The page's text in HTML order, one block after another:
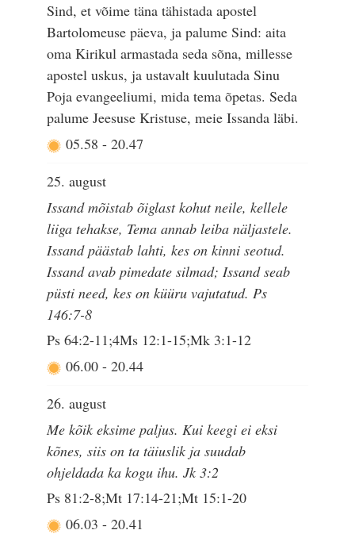
Sind, et võime täna tähistada apostel
Bartolomeuse päeva, ja palume Sind: aita
oma Kirikul armastada seda sõna, millesse
apostel uskus, ja ustavalt kuulutada Sinu
Poja evangeeliumi, mida tema õpetas. Seda
palume Jeesuse Kristuse, meie Issanda läbi.
05.58 - 20.47
25. august
Issand mõistab õiglast kohut neile, kellele
liiga tehakse, Tema annab leiba näljastele.
Issand päästab lahti, kes on kinni seotud.
Issand avab pimedate silmad; Issand seab
püsti need, kes on küüru vajutatud. Ps
146:7-8
Ps 64:2-11;4Ms 12:1-15;Mk 3:1-12
06.00 - 20.44
26. august
Me kõik eksime paljus. Kui keegi ei eksi
kõnes, siis on ta täiuslik ja suudab
ohjeldada ka kogu ihu. Jk 3:2
Ps 81:2-8;Mt 17:14-21;Mt 15:1-20
06.03 - 20.41